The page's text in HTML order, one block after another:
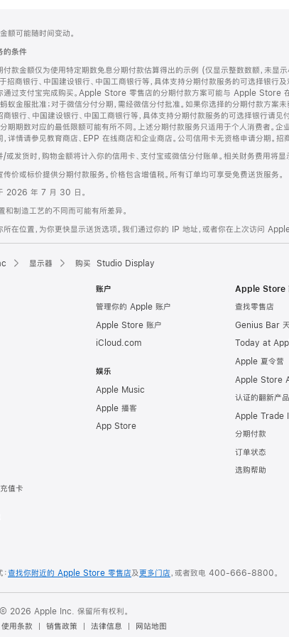
额可能随时间变动。
的条件
付款金额仅为使用特定期数免息分期付款估算得出的示例 (仅显示整数数额，未显
招商银行、中国建设银行、中国工商银行等，具体支持分期付款服务的可选择银
通过支付宝完成购买。Apple Store 零售店的分期付款方案可能与 Apple Store
蚂蚁金服批准；对于微信分付分期，需经微信分付批准。如果你选择的分期付款方
商银行、中国建设银行、中国工商银行等，具体支持分期付款服务的可选择银行请
分期期数对应的最低限额可能有所不同。上述分期付款服务只适用于个人消费者
，详情请参见教育商店、EPP 在线商店和企业商店。公司信用卡无资格申请分期
/或发货时，购物金额将计入你的信用卡、支付宝或微信分付账单。相关财务费用将显
传价或标价提供分期付款服务。价格包含增值税。所有订单均可享受免费送货服务。
2026 年 7 月 30 日。
和制造工艺的不同而可能有所差异。
所在位置，为你更快显示送货选项。我们通过你的 IP 地址，或者你在上次访问
显示器 购买 Studio Display
值卡
账户
管理你的 Apple 账户
Apple Store 账户
iCloud.com
娱乐
Apple Music
Apple 播客
App Store
Apple Store
查找零售店
Genius Bar
Today at
Apple 夏令营
Apple Store
认证的翻新产品
Apple Trade
分期付款
订单状态
选购帮助
查找你附近的 Apple Store 零售店及更多门店，或者致电 400-666-8800。
2026 Apple Inc. 保留所有权利。
使用条款 销售政策 法律信息 网站地图